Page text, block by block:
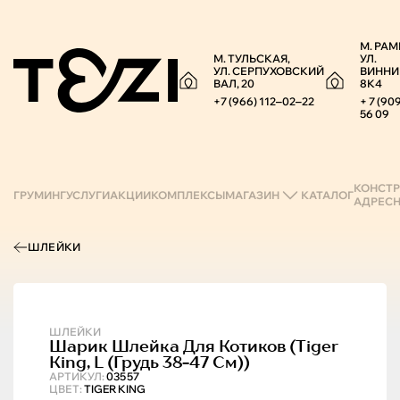
М. ТУЛЬСКАЯ,
УЛ. СЕРПУХОВСКИЙ
ВАЛ, 20
+7 (966) 112‒02‒22
М.
УЛ.
8К4
+ 7
56 09
ГРУМИНГУСЛУГИАКЦИИКОМПЛЕКСЫМАГАЗИН КАТАЛОГ
ШЛЕЙКИ
ШЛЕЙКИ
АРТИКУЛ: 03557
Шарик Шлейка Для Котиков (tiger
King, L (грудь 38-47 См))
ЦВЕТ: TIGER KING